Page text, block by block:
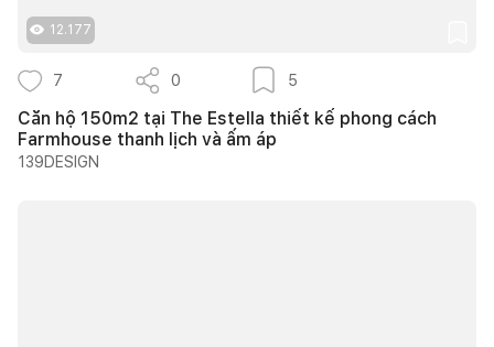
12.177
7 0 5
Căn hộ 150m2 tại The Estella thiết kế phong cách
Farmhouse thanh lịch và ấm áp
139DESIGN